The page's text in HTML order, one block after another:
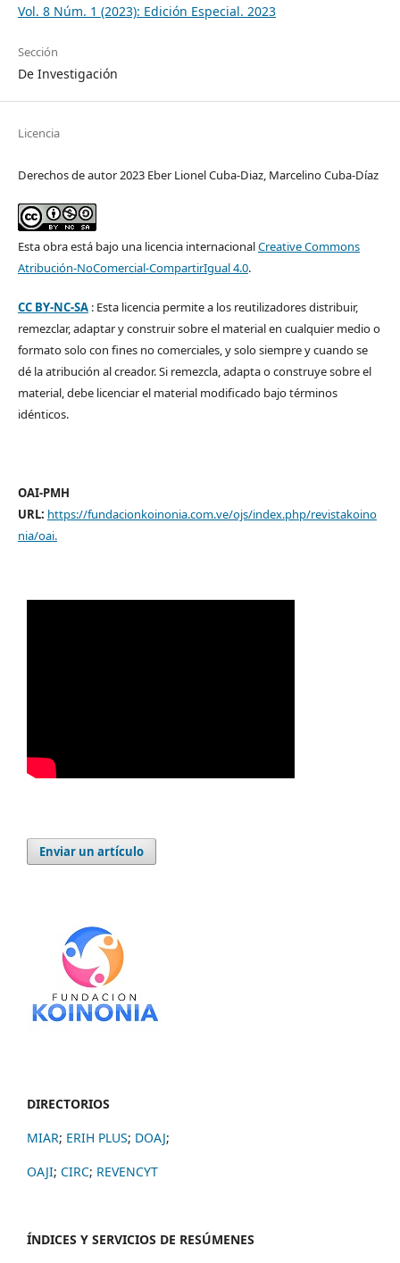
Vol. 8 Núm. 1 (2023): Edición Especial. 2023
Sección
De Investigación
Licencia
Derechos de autor 2023 Eber Lionel Cuba-Diaz, Marcelino Cuba-Díaz
Esta obra está bajo una licencia internacionalCreative Commons
Atribución-NoComercial-CompartirIgual 4.0.
CC BY-NC-SA: Esta licencia permite a los reutilizadores distribuir,
remezclar, adaptar y construir sobre el material en cualquier medio o
formato solo con fines no comerciales, y solo siempre y cuando se
dé la atribución al creador. Si remezcla, adapta o construye sobre el
material, debe licenciar el material modificado bajo términos
idénticos.
OAI-PMH
URL: https://fundacionkoinonia.com.ve/ojs/index.php/revistakoino
nia/oai.
Enviar un artículo
DIRECTORIOS
MIAR; ERIH PLUS; DOAJ;
OAJI; CIRC; REVENCYT
ÍNDICES Y SERVICIOS DE RESÚMENES